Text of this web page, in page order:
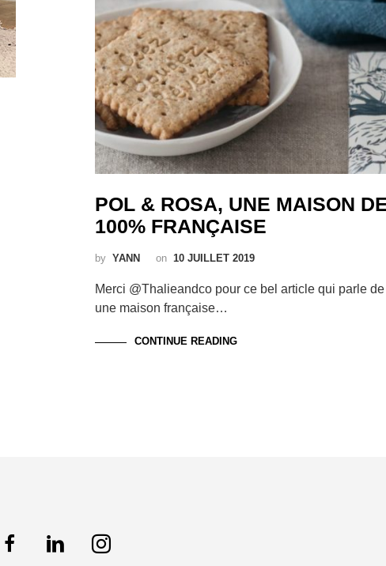
POL & ROSA, UNE MAISON
100% FRANÇAISE
by YANN on 10 JUILLET 2019
Merci @Thalieandco pour ce bel article qui parle
une maison française…
CONTINUE READING